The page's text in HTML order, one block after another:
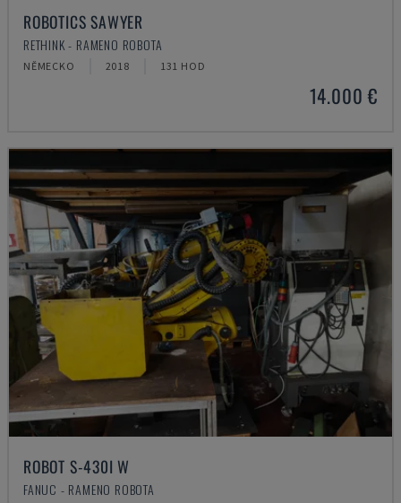
ROBOTICS SAWYER
RETHINK - RAMENO ROBOTA
NĚMECKO 2018 131 HOD
14.000 €
ROBOT S-430I W
FANUC - RAMENO ROBOTA